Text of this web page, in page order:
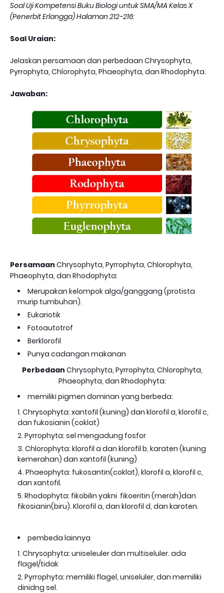
Soal Uji Kompetensi Buku Biologi untuk SMA/MA Kelas X
(Penerbit Erlangga) Halaman 212-216:
Soal Uraian:
Jelaskan persamaan dan perbedaan Chrysophyta,
Pyrrophyta, Chlorophyta, Phaeophyta, dan Rhodophyta.
Jawaban:
Persamaan Chrysophyta, Pyrrophyta, Chlorophyta,
Phaeophyta, dan Rhodophyta:
Merupakan kelompok alga/ganggang (protista
murip tumbuhan).
Eukariotik
Fotoautotrof
Berklorofil
Punya cadangan makanan
Perbedaan Chrysophyta, Pyrrophyta, Chlorophyta,
Phaeophyta, dan Rhodophyta:
memiliki pigmen dominan yang berbeda:
Chrysophyta: xantofil (kuning) dan klorofil a, klorofil c,
dan fukosianin (coklat)
Pyrrophyta: sel mengadung fosfor
Chlorophyta: klorofil a dan klorofil b, karaten (kuning
kemerahan) dan xantofil (kuning)
Phaeophyta: fukosantin(coklat), klorofil a, klorofil c,
dan xantofil.
Rhodophyta: fikobilin yakni fikoeritin (merah)dan
fikosianin(biru). Klorofil a, dan klorofil d, dan karoten.
pembeda lainnya
Chrysophyta: uniseleuler dan multiseluler. ada
flagel/tidak
Pyrrophyta: memiliki flagel, uniseluler, dan memiliki
dinidng sel.